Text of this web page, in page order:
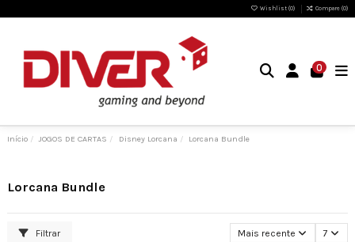
Wishlist (0) Compare (0)
0
Início JOGOS DE CARTAS Disney Lorcana Lorcana Bundle
Lorcana Bundle
Filtrar Mais recente 7